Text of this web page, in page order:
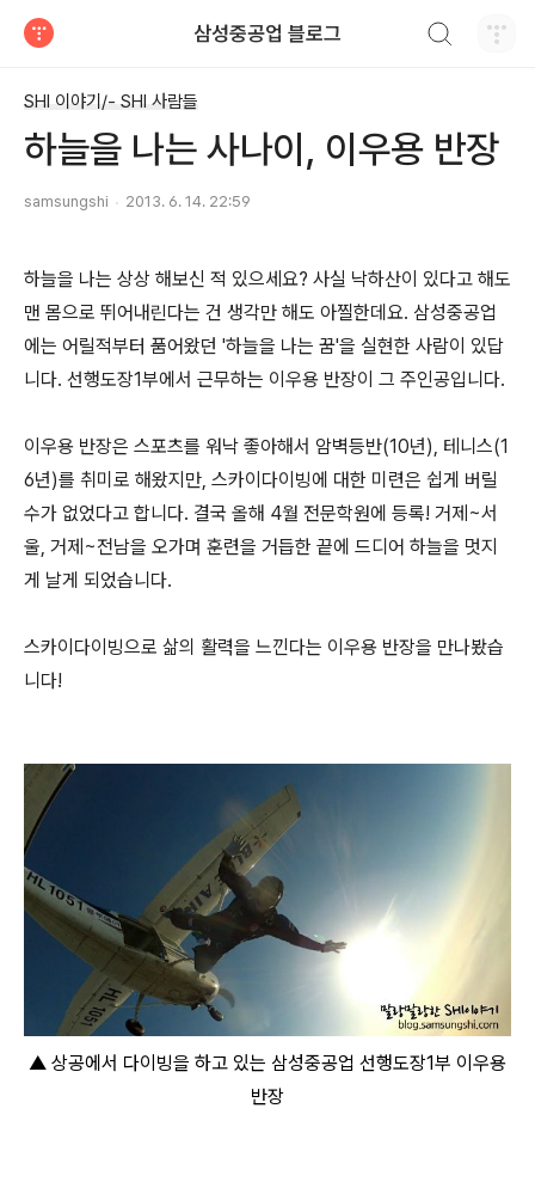
삼성중공업 블로그
SHI 이야기/- SHI 사람들
하늘을 나는 사나이, 이우용 반장
samsungshi 2013. 6. 14. 22:59
하늘을 나는 상상 해보신 적 있으세요? 사실 낙하산이 있다고 해도
맨 몸으로 뛰어내린다는 건 생각만 해도 아찔한데요. 삼성중공업
에는 어릴적부터 품어왔던 '하늘을 나는 꿈'을 실현한 사람이 있답
니다. 선행도장1부에서 근무하는 이우용 반장이 그 주인공입니다.
이우용 반장은 스포츠를 워낙 좋아해서 암벽등반(10년), 테니스(1
6년)를 취미로 해왔지만, 스카이다이빙에 대한 미련은 쉽게 버릴
수가 없었다고 합니다. 결국 올해 4월 전문학원에 등록! 거제~서
울, 거제~전남을 오가며 훈련을 거듭한 끝에 드디어 하늘을 멋지
게 날게 되었습니다.
스카이다이빙으로 삶의 활력을 느낀다는 이우용 반장을 만나봤습
니다!
▲ 상공에서 다이빙을 하고 있는 삼성중공업 선행도장1부 이우용
반장